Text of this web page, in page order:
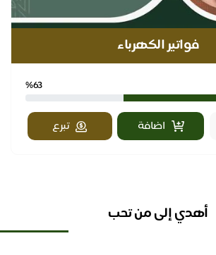
فواتير الكهرباء
اضافة تبرع
أهدي إلى من تحب